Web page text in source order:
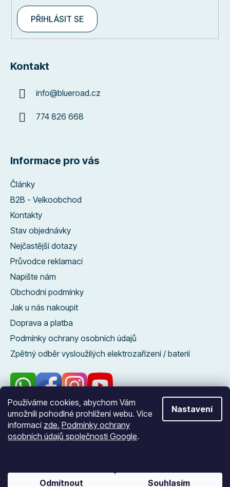
Používáme cookies, abychom Vám
umožnili pohodlné prohlížení webu. Více
informací zde. Podmínky ochrany
osobních údajů společnosti Google.
Nastavení
Odmítnout Souhlasím
PŘIHLÁSIT SE
Kontakt
info@blueroad.cz
774 826 668
Informace pro vás
Články
B2B - Velkoobchod
Kontakty
Stav objednávky
Nejčastější dotazy
Průvodce reklamací
Napište nám
Obchodní podmínky
Jak u nás nakoupit
Doprava a platba
Podmínky ochrany osobních údajů
Zpětný odběr vysloužilých elektrozařízení / baterií
96 %
zákazníků nás
doporučuje
Vytvořil Shoptet